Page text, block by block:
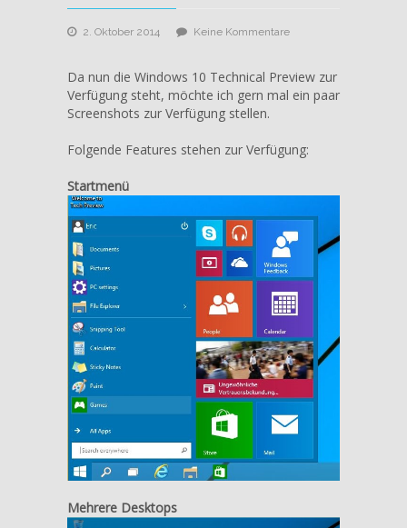
2. Oktober 2014 Keine Kommentarezu
Technical
Preview
Desktop
Da nun die Windows 10 Technical Preview zur
Verfügung steht, möchte ich gern mal ein paar
Screenshots zur Verfügung stellen.
Folgende Features stehen zur Verfügung:
Startmenü
Mehrere Desktops